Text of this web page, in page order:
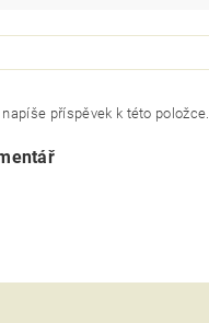
příspěvek k této položce.